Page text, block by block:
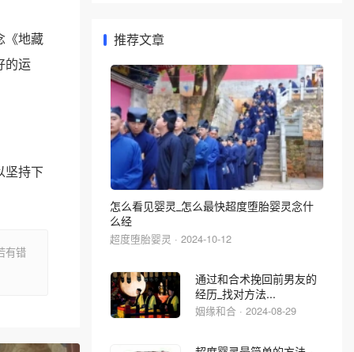
《地藏
的运
坚持下
有错
推荐文章
怎么看见婴灵_怎么最快超度堕胎婴灵念什
么经
超度堕胎婴灵 · 2024-10-12
通过和合术挽回前男友的
经历_找对方法...
姻缘和合 · 2024-08-29